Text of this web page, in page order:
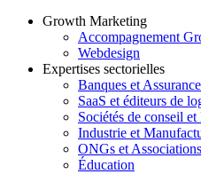
Growth Marketing
Accompagnement
Webdesign
Expertises sectorielles
Banques et
SaaS et éditeurs de
Sociétés de conseil et
Industrie et
ONGs et Associations
Éducation